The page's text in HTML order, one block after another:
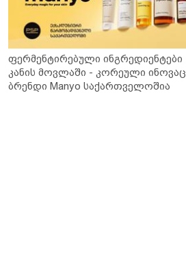
ფერმენტირებული ინგრედიენტები
კანის მოვლაში - კორეული
ბრენდი Manyo საქართველოშია